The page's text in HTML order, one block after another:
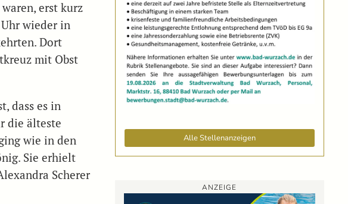
erst kurz
wieder in
Dort
mit Obst
dass es in
die älteste
wie in den
Sie erhielt
Scherer
Alle Stellenanzeigen
ANZEIGE